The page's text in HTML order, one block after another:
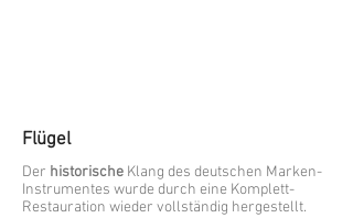
Flügel
Der historische Klang des deutschen Marken-
Instrumentes wurde durch eine Komplett-
Restauration wieder vollständig hergestellt.